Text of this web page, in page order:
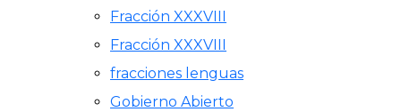
Fracción XXXVIII
Fracción XXXVIII
fracciones lenguas
Gobierno Abierto